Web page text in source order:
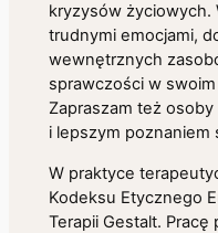
kryzysów życiowych.
trudnymi emocjami,
wewnętrznych
sprawczości w
Zapraszam też
i lepszym poznaniem
W praktyce
Kodeksu Etycznego
Terapii Gestalt.